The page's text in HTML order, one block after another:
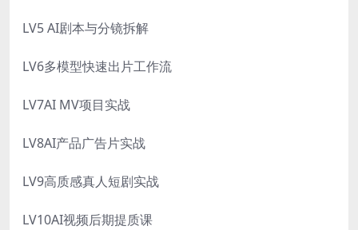
LV5 AI剧本与分镜拆解
LV6多模型快速出片工作流
LV7AI MV项目实战
LV8AI产品广告片实战
LV9高质感真人短剧实战
LV10AI视频后期提质课